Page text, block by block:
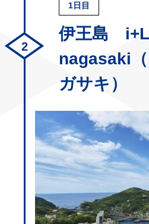
1日目
伊王島
nagasaki
ガサキ）